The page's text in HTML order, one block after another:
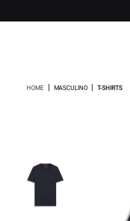
HOME | MASCULINO | T-SHIRTS